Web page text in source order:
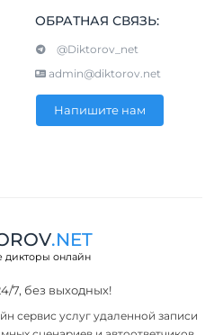
ОБРАТНАЯ СВЯЗЬ:
@Diktorov_net
admin@diktorov.net
Напишите нам
.NET
дикторы онлайн
7, без выходных!
сервис услуг удаленной записи